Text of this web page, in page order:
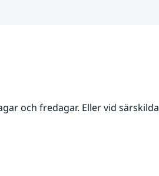
och fredagar. Eller vid särskilda